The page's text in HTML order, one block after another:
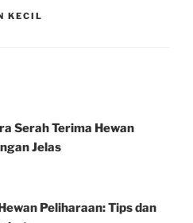
KECIL
Serah Terima Hewan
Jelas
Peliharaan: Tips dan